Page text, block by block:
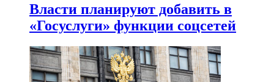
Власти планируют добавить в
«Госуслуги» функции соцсетей